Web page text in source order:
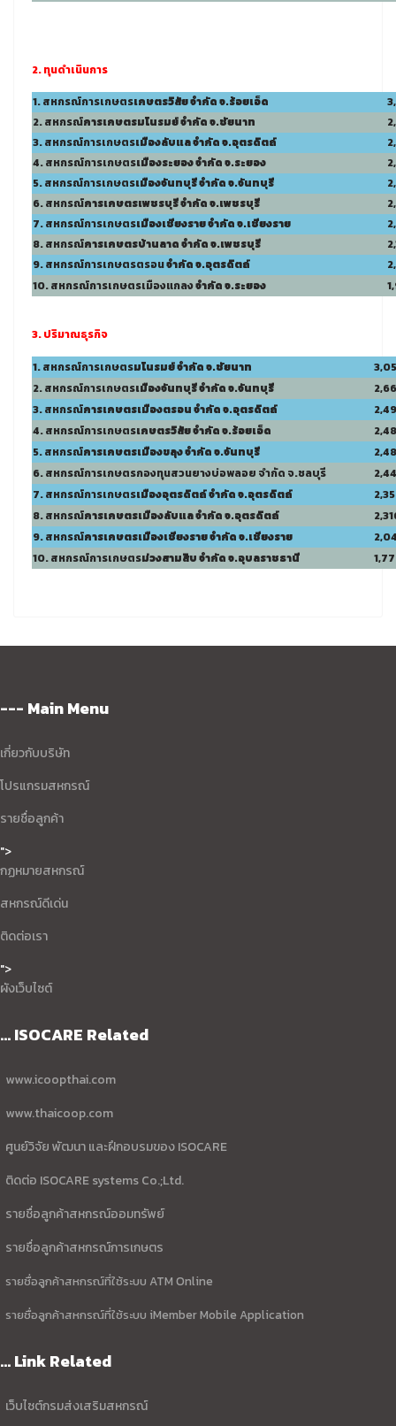
2. ทุนดำเนินการ
1. สหกรณ์การเกษตรเกษตรวิสัย จำกัด จ.ร้อยเอ็ด
2. สหกรณ์การเกษตรมโนรมย์ จำกัด จ.ชัยนาท
3. สหกรณ์การเกษตรเมืองลับแล จำกัด จ.อุตรดิตถ์
4. สหกรณ์การเกษตรเมืองระยองจำกัด จ.ระยอง
5. สหกรณ์การเกษตรเมืองจันทบุรี จำกัด จ.จันทบุรี
6. สหกรณ์การเกษตรเพชรบุรีจำกัด จ.เพชรบุรี
7. สหกรณ์การเกษตรเมืองเชียงราย จำกัด จ.เชียงราย
8. สหกรณ์การเกษตรบ้านลาดจำกัด จ.เพชรบุรี
9. สหกรณ์การเกษตรตรอนจำกัด จ.อุตรดิตถ์
10. สหกรณ์การเกษตรเมืองแกลงจำกัด จ.ระยอง
3. ปริมาณธุรกิจ
1. สหกรณ์การเกษตรมโนรมย์ จำกัด จ.ชัยนาท
2. สหกรณ์การเกษตรเมืองจันทบุรี จำกัด จ.จันทบุรี
3. สหกรณ์การเกษตรเมืองตรอน จำกัด จ.อุตรดิตถ์
4. สหกรณ์การเกษตรเกษตรวิสัย จำกัด จ.ร้อยเอ็ด
5. สหกรณ์การเกษตรเมืองขลุงจำกัด จ.จันทบุรี
6. สหกรณ์การเกษตรกองทุนสวนยางบ่อพลอย จำกัด จ.ชลบุรี
7. สหกรณ์การเกษตรเมืองอุตรดิตถ์ จำกัด จ.อุตรดิตถ์
8. สหกรณ์การเกษตรเมืองลับแล จำกัด จ.อุตรดิตถ์
9. สหกรณ์การเกษตรเมืองเชียงราย จำกัด จ.เชียงราย
10. สหกรณ์การเกษตรม่วงสามสิบ จำกัด จ.อุบลราชธานี
--- Main Menu
เกี่ยวกับบริษัท
โปรแกรมสหกรณ์
รายชื่อลูกค้า
">
กฏหมายสหกรณ์
สหกรณ์ดีเด่น
ติดต่อเรา
">
ผังเว็บไซต์
... ISOCARE Related
www.icoopthai.com
www.thaicoop.com
ศูนย์วิจัย พัฒนา และฝึกอบรมของ ISOCARE
ติดต่อ ISOCARE systems Co.;Ltd.
รายชื่อลูกค้าสหกรณ์ออมทรัพย์
รายชื่อลูกค้าสหกรณ์การเกษตร
รายชื่อลูกค้าสหกรณ์ที่ใช้ระบบ ATM Online
รายชื่อลูกค้าสหกรณ์ที่ใช้ระบบ iMember Mobile Application
... Link Related
เว็บไซต์กรมส่งเสริมสหกรณ์